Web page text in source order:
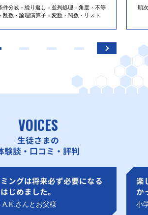
件分岐・繰り返し・並列処理・角度・不等
乱数・論理演算子・変数・関数・リスト
順
VOICES
生徒さまの
験談・口コミ・評判
ングは将来必ず必要になる
じめました。
A.K.さんとお父様
楽
か
小